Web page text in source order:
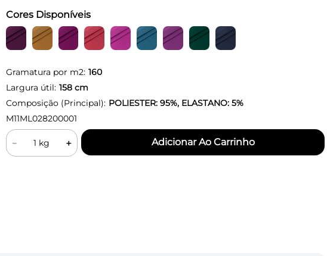
Cores Disponíveis
Gramatura por m2: 160
Largura útil: 158cm
Composição (Principal): POLIESTER: 95%, ELASTANO: 5%
M11ML028200001
＋
－